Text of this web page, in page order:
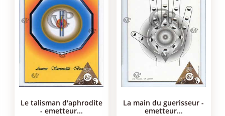
le talisman d'aphrodite
- emetteur...
la main du guerisseur -
emetteur...